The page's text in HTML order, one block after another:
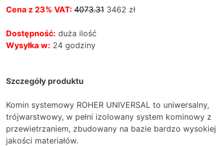
Cena z 23% VAT: 4073.31 3462 zł
Dostępność: duża ilość
Wysyłka w: 24 godziny
Szczegóły produktu
Komin systemowy ROHER UNIVERSAL to uniwersalny,
trójwarstwowy, w pełni izolowany system kominowy z
przewietrzaniem, zbudowany na bazie bardzo wysokiej
jakości materiałów.